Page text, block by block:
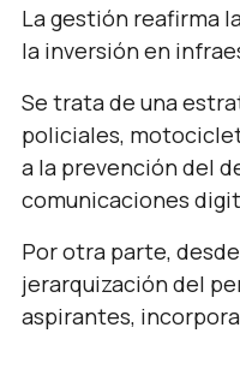
La gestión reafirma
la inversión en
Se trata de una
policiales,
a la prevención del
comunicaciones
Por otra parte,
jerarquización del
aspirantes,